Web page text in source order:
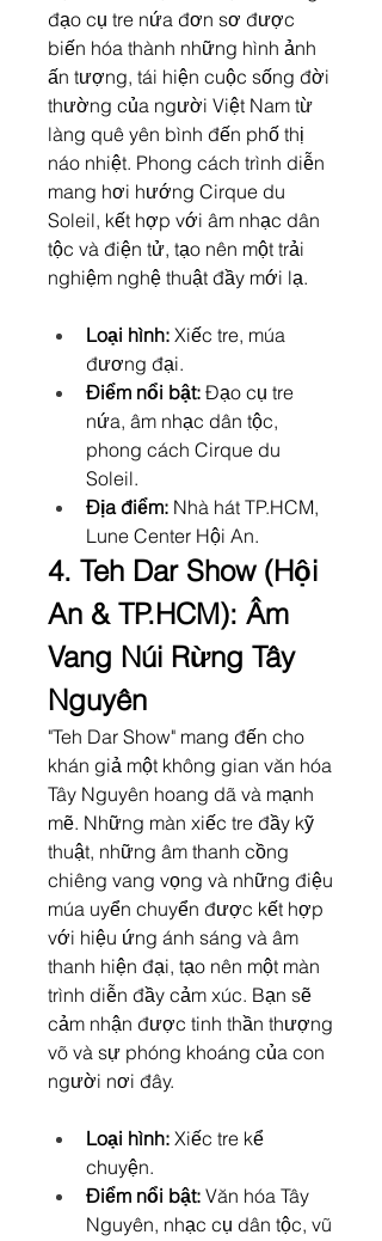
đạo cụ tre nứa đơn sơ được
biến hóa thành những hình ảnh
ấn tượng, tái hiện cuộc sống đời
thường của người Việt Nam từ
làng quê yên bình đến phố thị
náo nhiệt. Phong cách trình diễn
mang hơi hướng Cirque du
Soleil, kết hợp với âm nhạc dân
tộc và điện tử, tạo nên một trải
nghiệm nghệ thuật đầy mới lạ.
Loại hình: Xiếc tre, múa
đương đại.
Điểm nổi bật: Đạo cụ tre
nứa, âm nhạc dân tộc,
phong cách Cirque du
Soleil.
Địa điểm: Nhà hát TP.HCM,
Lune Center Hội An.
4. Teh Dar Show (Hội
An & TP.HCM): Âm
Vang Núi Rừng Tây
Nguyên
"Teh Dar Show" mang đến cho
khán giả một không gian văn hóa
Tây Nguyên hoang dã và mạnh
mẽ. Những màn xiếc tre đầy kỹ
thuật, những âm thanh cồng
chiêng vang vọng và những điệu
múa uyển chuyển được kết hợp
với hiệu ứng ánh sáng và âm
thanh hiện đại, tạo nên một màn
trình diễn đầy cảm xúc. Bạn sẽ
cảm nhận được tinh thần thượng
võ và sự phóng khoáng của con
người nơi đây.
Loại hình: Xiếc tre kể
chuyện.
Điểm nổi bật: Văn hóa Tây
Nguyên, nhạc cụ dân tộc, vũ